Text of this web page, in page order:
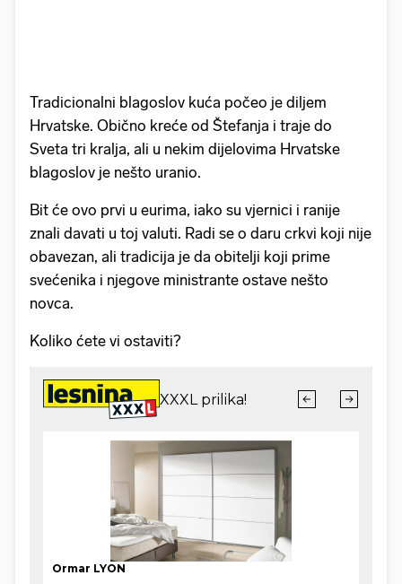
Tradicionalni blagoslov kuća počeo je diljem
Hrvatske. Obično kreće od Štefanja i traje do
Sveta tri kralja, ali u nekim dijelovima Hrvatske
blagoslov je nešto uranio.
Bit će ovo prvi u eurima, iako su vjernici i ranije
znali davati u toj valuti. Radi se o daru crkvi koji nije
obavezan, ali tradicija je da obitelji koji prime
svećenika i njegove ministrante ostave nešto
novca.
Koliko ćete vi ostaviti?